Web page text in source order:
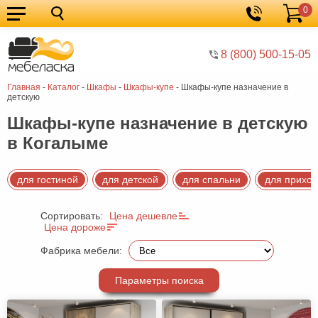
8 (800) 500-15-05
Корзина
0
Главная - Каталог - Шкафы - Шкафы-купе - Шкафы-купе назначение в
детскую
Кухонные
гарнитуры
Мебель
для
кухни
Мебель
для
спальни
Кровати
Шкафы
Диваны
Мягкая
мебель
Детская
мебель
Мебель
Шкафы-купе назначение в детскую
в Когалыме
для гостиной для детской для спальни для
Сортировать:
Цена дешевле
Цена дороже
Фабрика мебели:
Параметры поиска